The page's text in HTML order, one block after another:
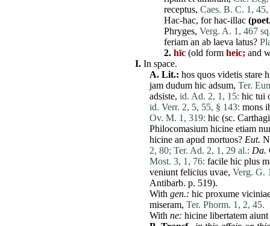
receptus, Caes. B. C. 1, 45,
Hac-hac, for hac-illac
Phryges, Verg. A. 1, 467
feriam an ab laeva latus?
2. hīc (old form heic; and
I. In space.
A. Lit.: hos quos videtis stare
jam dudum hic adsum, Ter.
adsiste, id. Ad. 2, 1, 15: hic tui
id. Verr. 2, 5, 55, § 143: mons
Ov. M. 1, 319: hic (sc.
Philocomasium hicine etiam
hicine an apud mortuos? Eut.
2, 80; Ter. Ad. 2, 1, 29 al.: Da.
Most. 3, 1, 76: facile hic plus
veniunt felicius uvae, Verg. G.
Antibarb. p. 519).
With gen.: hic proxume
miseram, Ter. Phorm. 1, 2, 45.
With ne: hicine libertatem aiunt